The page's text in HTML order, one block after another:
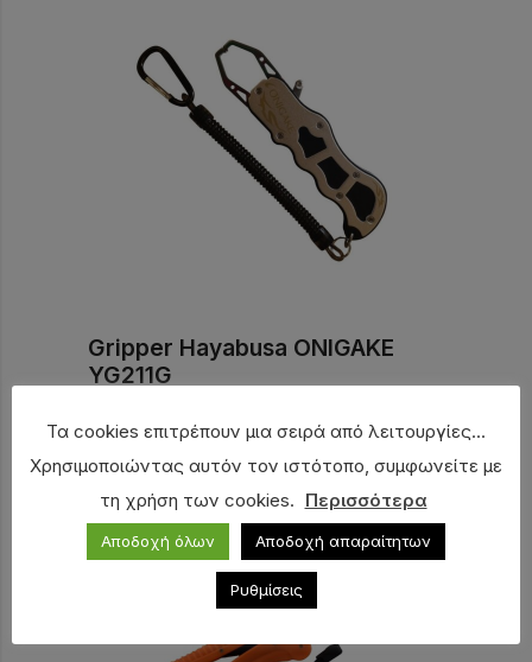
Gripper Hayabusa ONIGAKE
YG211G
Τα cookies επιτρέπουν μια σειρά από λειτουργίες...
Χρησιμοποιώντας αυτόν τον ιστότοπο, συμφωνείτε με
τη χρήση των cookies. Περισσότερα
Αποδοχή όλων Αποδοχή απαραίτητων
Ρυθμίσεις